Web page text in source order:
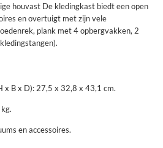
houvast De kledingkast biedt een open
en overtuigt met zijn vele
plank met 4 opbergvakken, 2
x B x D): 27,5 x 32,8 x 43,1 cm.
en accessoires.